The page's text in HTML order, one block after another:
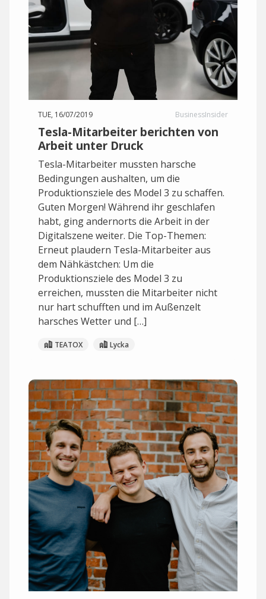
TUE, 16/07/2019 BusinessInsider
Tesla-Mitarbeiter berichten von
Arbeit unter Druck
Tesla-Mitarbeiter mussten harsche
Bedingungen aushalten, um die
Produktionsziele des Model 3 zu schaffen.
Guten Morgen! Während ihr geschlafen
habt, ging andernorts die Arbeit in der
Digitalszene weiter. Die Top-Themen:
Erneut plaudern Tesla-Mitarbeiter aus
dem Nähkästchen: Um die
Produktionsziele des Model 3 zu
erreichen, mussten die Mitarbeiter nicht
nur hart schufften und im Außenzelt
harsches Wetter und […]
TEATOX Lycka